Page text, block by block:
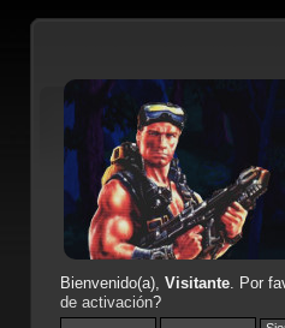
Bienvenido(a), Visitante. Por
de activación?